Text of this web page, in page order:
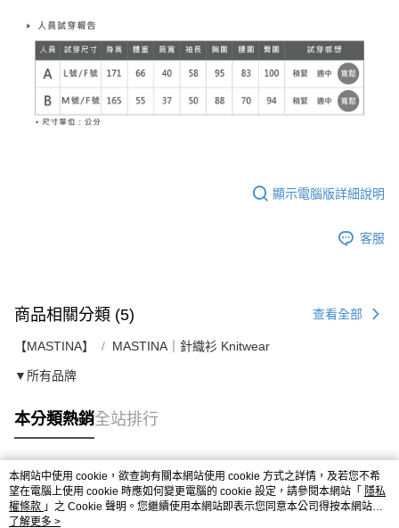
顯示電腦版詳細說明
客服
商品相關分類 (5) 查看全部
【MASTINA】 MASTINA｜針織衫 Knitwear
▼所有品牌
本分類熱銷全站排行
熱門標籤
本網站中使用 cookie，欲查詢有關本網站使用 cookie 方式之詳情，及若您不希
望在電腦上使用 cookie 時應如何變更電腦的 cookie 設定，請參閱本網站「 隱私
權條款 」之 Cookie 聲明。您繼續使用本網站即表示您同意本公司得按本網站使
用條款之 Cookie 聲明使用 cookie。
了解更多 >